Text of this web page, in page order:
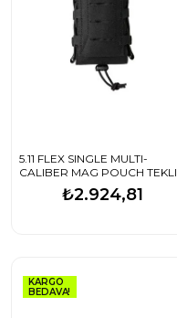
5.11 FLEX SINGLE MULTI-
CALIBER MAG POUCH TEKLI
₺2.924,81
KARGO
BEDAVA!